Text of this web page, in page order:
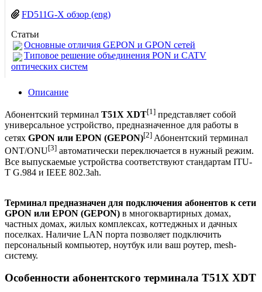
FD511G-X обзор (eng)
Статьи
Основные отличия GEPON и GPON сетей
Типовое решение объединения PON и CATV
оптических систем
Описание
Абонентский терминал T51X XDT[1] представляет собой
универсальное устройство, предназначенное для работы в
сетях GPON или EPON (GEPON)[2] Абонентский терминал
ONT/ONU[3] автоматически переключается в нужный режим.
Все выпускаемые устройства соответствуют стандартам ITU-
T G.984 и IEEE 802.3ah.
Терминал предназначен для подключения абонентов к сети
GPON или EPON (GEPON) в многоквартирных домах,
частных домах, жилых комплексах, коттеджных и дачных
поселках. Наличие LAN порта позволяет подключить
персональный компьютер, ноутбук или ваш роутер, mesh-
систему.
Особенности абонентского терминала T51X XDT